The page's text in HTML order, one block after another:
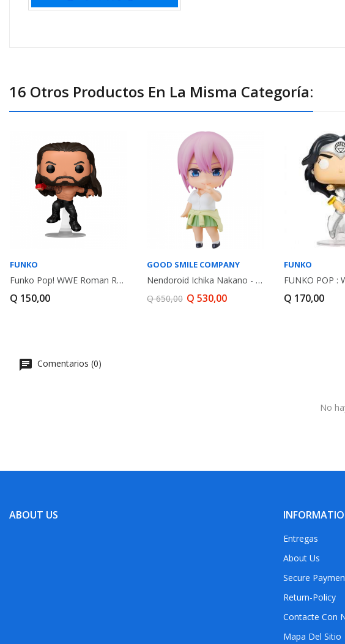
16 Otros Productos En La Misma Categoría:
FUNKO
Funko Pop! WWE Roman Reigns (Superman Punch)
Q 150,00
GOOD SMILE COMPANY
Nendoroid Ichika Nakano - Las Quintillizas
Q 650,00 Q 530,00
FUNKO
Q 170,00
Comentarios (0)
No
ABOUT US
Entregas
About Us
Secure
Return-Policy
Contacte Con
Mapa Del Sitio